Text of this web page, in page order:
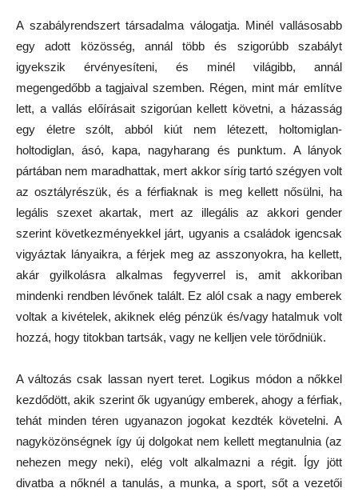
A szabályrendszert társadalma válogatja. Minél vallásosabb
egy adott közösség, annál több és szigorúbb szabályt
igyekszik érvényesíteni, és minél világibb, annál
megengedőbb a tagjaival szemben. Régen, mint már említve
lett, a vallás előírásait szigorúan kellett követni, a házasság
egy életre szólt, abból kiút nem létezett, holtomiglan-
holtodiglan, ásó, kapa, nagyharang és punktum. A lányok
pártában nem maradhattak, mert akkor sírig tartó szégyen volt
az osztályrészük, és a férfiaknak is meg kellett nősülni, ha
legális szexet akartak, mert az illegális az akkori gender
szerint következményekkel járt, ugyanis a családok igencsak
vigyáztak lányaikra, a férjek meg az asszonyokra, ha kellett,
akár gyilkolásra alkalmas fegyverrel is, amit akkoriban
mindenki rendben lévőnek talált. Ez alól csak a nagy emberek
voltak a kivételek, akiknek elég pénzük és/vagy hatalmuk volt
hozzá, hogy titokban tartsák, vagy ne kelljen vele törődniük.
A változás csak lassan nyert teret. Logikus módon a nőkkel
kezdődött, akik szerint ők ugyanúgy emberek, ahogy a férfiak,
tehát minden téren ugyanazon jogokat kezdték követelni. A
nagyközönségnek így új dolgokat nem kellett megtanulnia (az
nehezen megy neki), elég volt alkalmazni a régit. Így jött
divatba a nőknél a tanulás, a munka, a sport, sőt a vezetői